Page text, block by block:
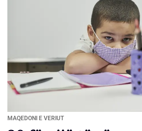
MAQEDONI E VERIUT